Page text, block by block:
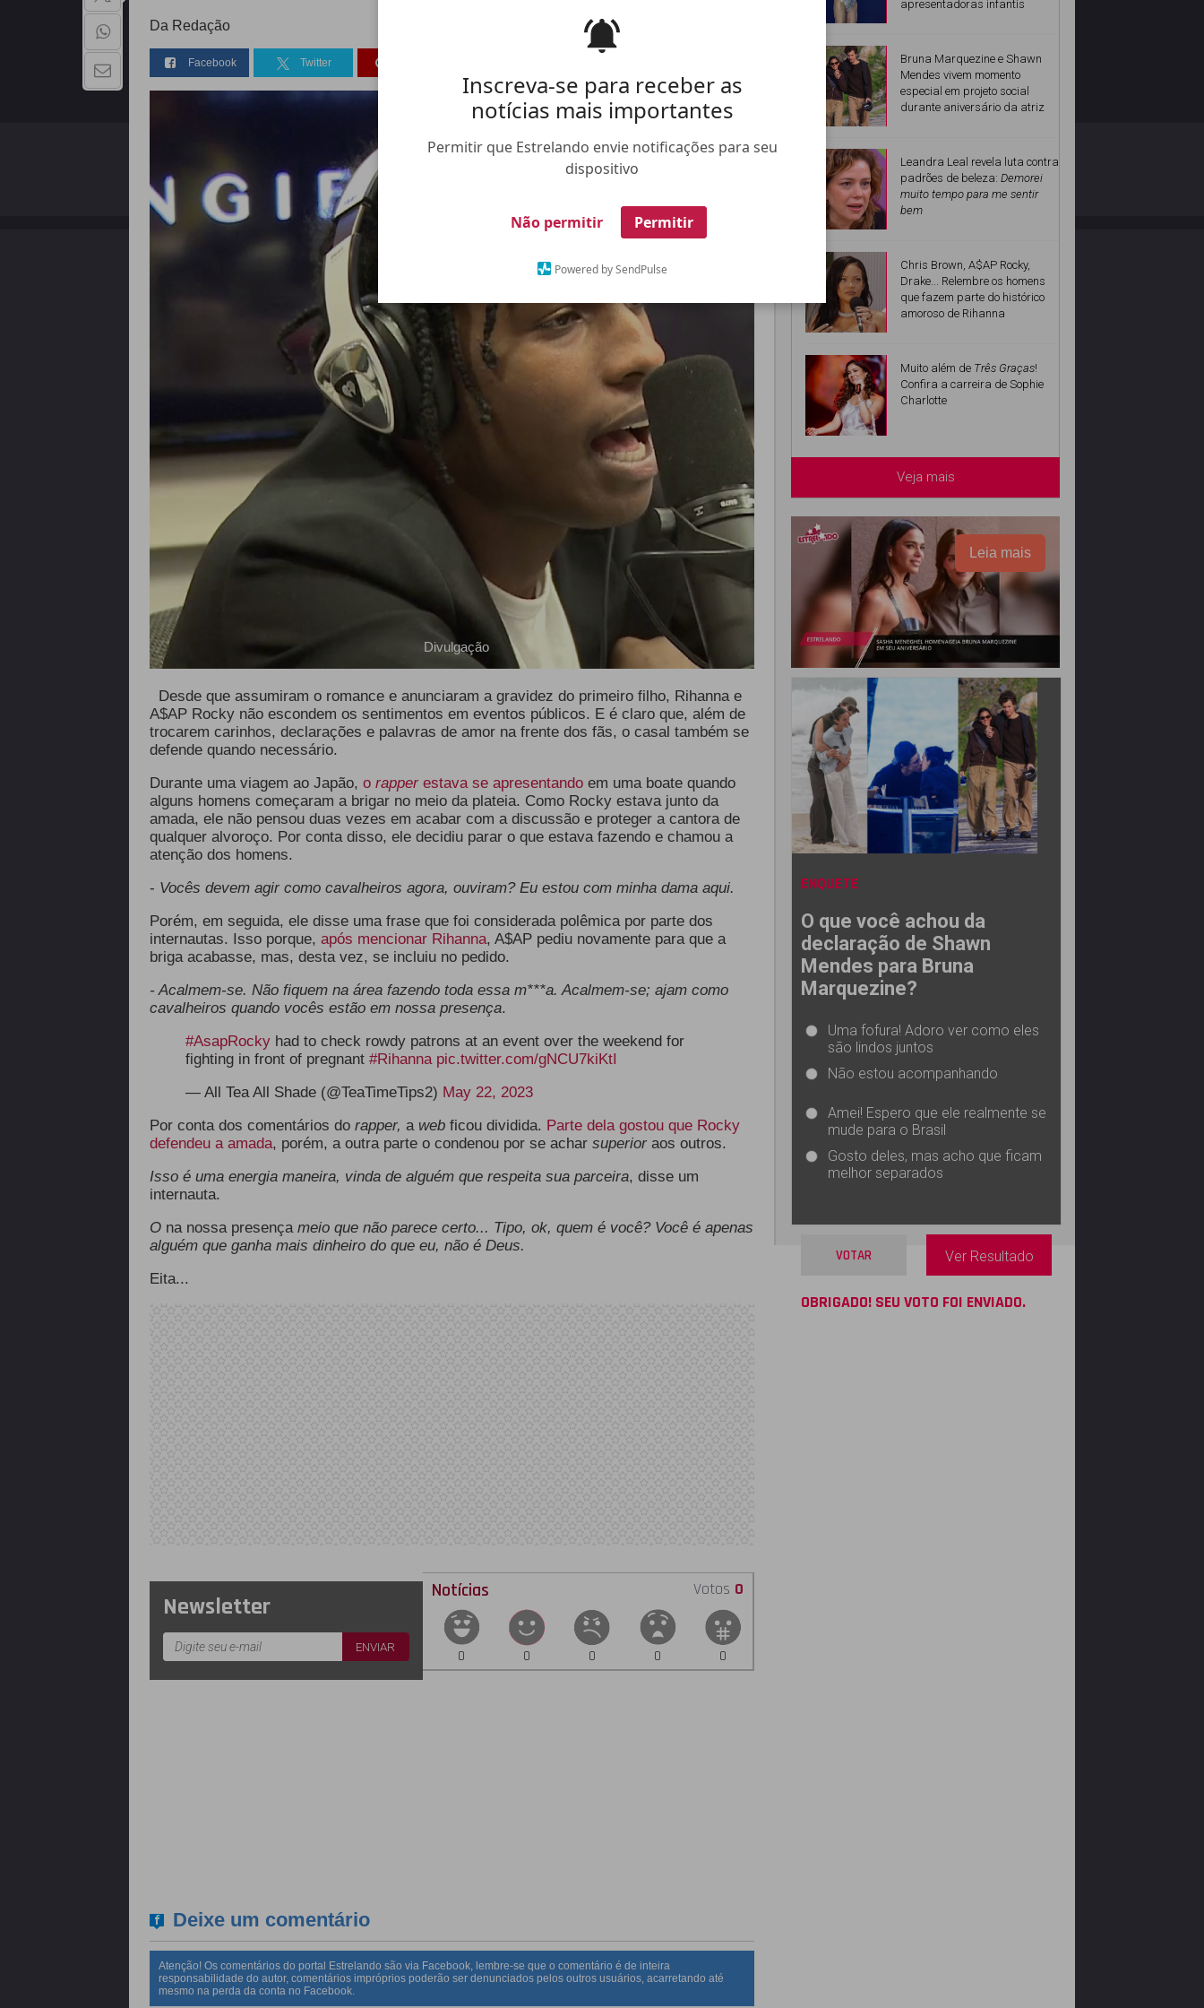
Inscreva-se para receber as
notícias mais importantes
Permitir que Estrelando envie notificações para seu
dispositivo
Não permitir Permitir
Powered by SendPulse
Da Redação
Facebook Twitter
Divulgação
Desde que assumiram o romance e anunciaram a gravidez do primeiro filho, Rihanna e
A$AP Rocky não escondem os sentimentos em eventos públicos. E é claro que, além de
trocarem carinhos, declarações e palavras de amor na frente dos fãs, o casal também se
defende quando necessário.
Durante uma viagem ao Japão, o rapperestava se apresentandoem uma boate quando
alguns homens começaram a brigar no meio da plateia. Como Rocky estava junto da
amada, ele não pensou duas vezes em acabar com a discussão e proteger a cantora de
qualquer alvoroço. Por conta disso, ele decidiu parar o que estava fazendo e chamou a
atenção dos homens.
- Vocês devem agir como cavalheiros agora, ouviram? Eu estou com minha dama aqui.
Porém, em seguida, ele disse uma frase que foi considerada polêmica por parte dos
internautas. Isso porque, após mencionar Rihanna, A$AP pediu novamente para que a
briga acabasse, mas, desta vez, se incluiu no pedido.
- Acalmem-se. Não fiquem na área fazendo toda essa m***a. Acalmem-se; ajam como
cavalheiros quando vocês estão em nossa presença.
#AsapRockyhad to check rowdy patrons at an event over the weekend for
fighting in front of pregnant #Rihanna pic.twitter.com/gNCU7kiKtI
— All Tea All Shade (@TeaTimeTips2) May 22, 2023
Por conta dos comentários do rapper, a webficou dividida. Parte dela gostou que Rocky
defendeu a amada, porém, a outra parte o condenou por se achar superioraos outros.
Isso é uma energia maneira, vinda de alguém que respeita sua parceira, disse um
internauta.
Ona nossa presença meio que não parece certo... Tipo, ok, quem é você? Você é apenas
alguém que ganha mais dinheiro do que eu, não é Deus.
Eita...
Newsletter
Notícias Votos 0
0 0 0 0 0
Deixe um comentário
Atenção! Os comentários do portal Estrelando são via Facebook, lembre-se que o comentário é de inteira
responsabilidade do autor, comentários impróprios poderão ser denunciados pelos outros usuários, acarretando até
mesmo na perda da conta no Facebook.
apresentadoras infantis
Bruna Marquezine e Shawn
Mendes vivem momento
especial em projeto social
durante aniversário da atriz
Leandra Leal revela luta contra
padrões de beleza: Demorei
muito tempo para me sentir
bem
Chris Brown, A$AP Rocky,
Drake... Relembre os homens
que fazem parte do histórico
amoroso de Rihanna
Muito além de Três Graças!
Confira a carreira de Sophie
Charlotte
Veja mais
Leia mais
ENQUETE
O que você achou da
declaração de Shawn
Mendes para Bruna
Marquezine?
Uma fofura! Adoro ver como eles
são lindos juntos
Não estou acompanhando
Amei! Espero que ele realmente se
mude para o Brasil
Gosto deles, mas acho que ficam
melhor separados
VOTAR Ver Resultado
OBRIGADO! SEU VOTO FOI ENVIADO.
FALE CONOSCO ANUNCIE NO ESTRELANDO TRABALHE NO ESTRELANDO
Copyright - 2026 | Todos os direitos reservados Desenvolvido por